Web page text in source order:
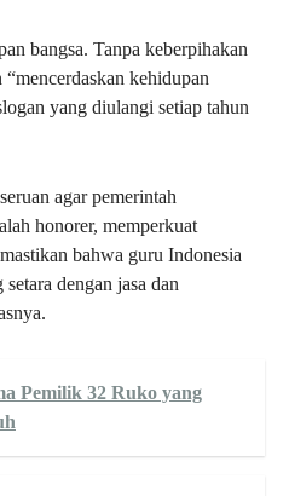
bangsa. Tanpa keberpihakan
kehidupan
yang diulangi setiap tahun
agar pemerintah
honorer, memperkuat
bahwa guru Indonesia
dengan jasa dan
Pemilik 32 Ruko yang